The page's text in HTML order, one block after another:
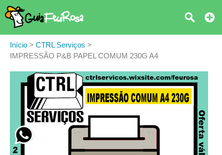
Início > CTRL Serviços >
IMPRESSÃO P&B PAPEL COMUM 230G A4